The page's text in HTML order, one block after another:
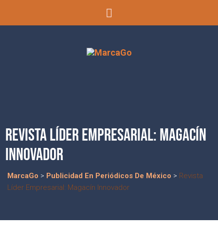
REVISTA LÍDER EMPRESARIAL: MAGACÍN
INNOVADOR
MarcaGo > Publicidad En Periódicos De México > Revista
Líder Empresarial: Magacín Innovador